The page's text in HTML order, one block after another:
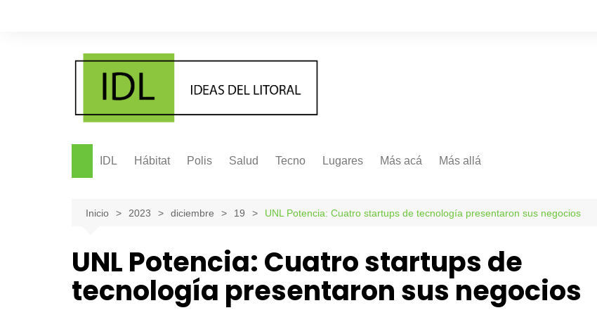
IDL Hábitat Polis Salud Tecno Lugares Más acá Más allá
Internacionales Más allá
Inicio 2023 diciembre 19 UNL Potencia: Cuatro startups de tecnología presentaron sus negocios
UNL Potencia: Cuatro startups de
tecnología presentaron sus negocios